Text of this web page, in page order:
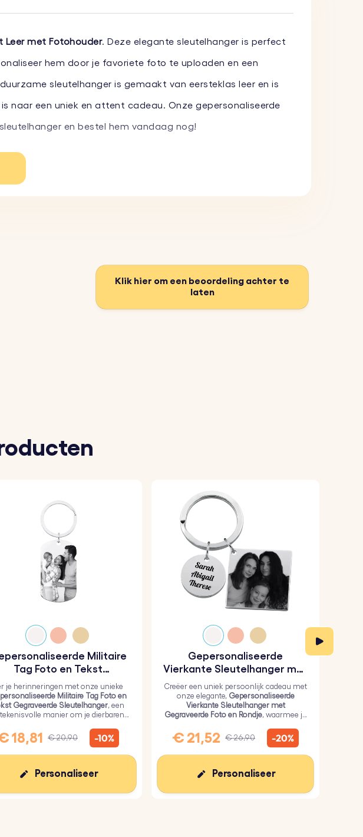
Leer met Fotohouder. Deze elegante sleutelhanger is perfect
hem door je favoriete foto te uploaden en een
sleutelhanger is gemaakt van eersteklas leer en is
naar een uniek en attent cadeau. Onze gepersonaliseerde
en bestel hem vandaag nog!
aan wie je hem geeft.
mooi wordt weergegeven.
Klik hier om een beoordeling achter te
laten
Militaire
Tag Foto en Tekst
Sleutelhanger
je herinneringen met onze unieke
Militaire Tag Foto en
Gegraveerde Sleutelhanger, een
manier om je dierbaren
18,81 € 20,90 -10%
Personaliseer
Gepersonaliseerde
Vierkante Sleutelhanger met
Gegraveerde Foto en Rondje
Creëer een uniek persoonlijk cadeau met
onze elegante, Gepersonaliseerde
Vierkante Sleutelhanger met
Gegraveerde Foto en Rondje, waarmee je
tekst op het rondje kunt zetten.
€ 21,52 € 26,90 -20%
Personaliseer